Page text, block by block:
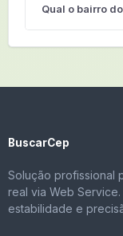
Qual o bairro
BuscarCep
Solução profissional
real via Web
estabilidade e